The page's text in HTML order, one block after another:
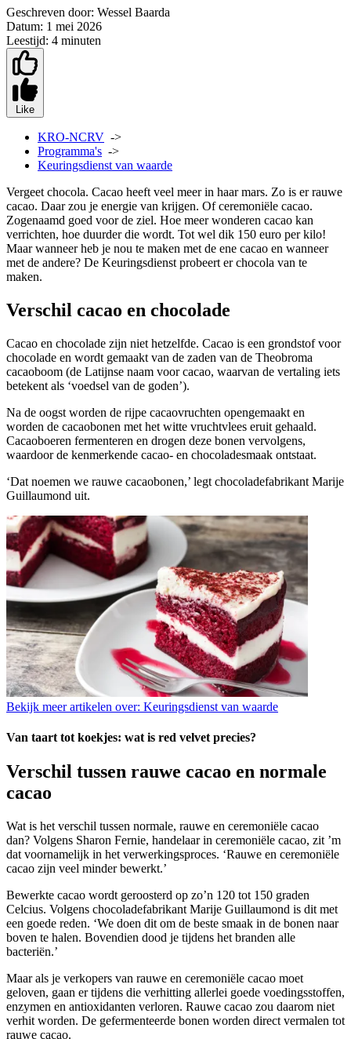
Geschreven door: Wessel Baarda
Datum: 1 mei 2026
Leestijd: 4 minuten
Like
KRO-NCRV ->
Programma's ->
Keuringsdienst van waarde
Vergeet chocola. Cacao heeft veel meer in haar mars. Zo is er rauwe
cacao. Daar zou je energie van krijgen. Of ceremoniële cacao.
Zogenaamd goed voor de ziel. Hoe meer wonderen cacao kan
verrichten, hoe duurder die wordt. Tot wel dik 150 euro per kilo!
Maar wanneer heb je nou te maken met de ene cacao en wanneer
met de andere? De Keuringsdienst probeert er chocola van te
maken.
Verschil cacao en chocolade
Cacao en chocolade zijn niet hetzelfde. Cacao is een grondstof voor
chocolade en wordt gemaakt van de zaden van de Theobroma
cacaoboom (de Latijnse naam voor cacao, waarvan de vertaling iets
betekent als ‘voedsel van de goden’).
Na de oogst worden de rijpe cacaovruchten opengemaakt en
worden de cacaobonen met het witte vruchtvlees eruit gehaald.
Cacaoboeren fermenteren en drogen deze bonen vervolgens,
waardoor de kenmerkende cacao- en chocoladesmaak ontstaat.
‘Dat noemen we rauwe cacaobonen,’ legt chocoladefabrikant Marije
Guillaumond uit.
Bekijk meer artikelen over: Keuringsdienst van waarde
Van taart tot koekjes: wat is red velvet precies?
Verschil tussen rauwe cacao en normale
cacao
Wat is het verschil tussen normale, rauwe en ceremoniële cacao
dan? Volgens Sharon Fernie, handelaar in ceremoniële cacao, zit ’m
dat voornamelijk in het verwerkingsproces. ‘Rauwe en ceremoniële
cacao zijn veel minder bewerkt.’
Bewerkte cacao wordt geroosterd op zo’n 120 tot 150 graden
Celcius. Volgens chocoladefabrikant Marije Guillaumond is dit met
een goede reden. ‘We doen dit om de beste smaak in de bonen naar
boven te halen. Bovendien dood je tijdens het branden alle
bacteriën.’
Maar als je verkopers van rauwe en ceremoniële cacao moet
geloven, gaan er tijdens die verhitting allerlei goede voedingsstoffen,
enzymen en antioxidanten verloren. Rauwe cacao zou daarom niet
verhit worden. De gefermenteerde bonen worden direct vermalen tot
rauwe cacao.